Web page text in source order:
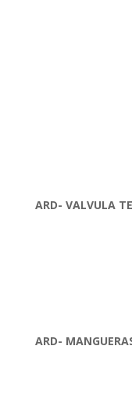
ARD- VALVULA
ARD-